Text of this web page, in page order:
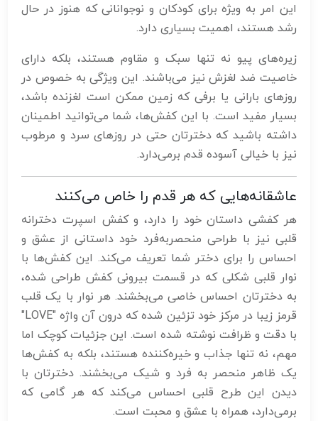
این امر به ویژه برای کودکان و نوجوانانی که هنوز در حال
رشد هستند، اهمیت بسیاری دارد.
زیره‌های پیو نه تنها سبک و مقاوم هستند، بلکه دارای
خاصیت ضد لغزش نیز می‌باشند. این ویژگی به خصوص در
روزهای بارانی یا برفی که زمین ممکن است لغزنده باشد،
بسیار مفید است. با این کفش‌ها، شما می‌توانید اطمینان
داشته باشید که دخترتان حتی در روزهای سرد و مرطوب
نیز با خیالی آسوده قدم برمی‌دارد.
عاشقانه‌هایی که هر قدم را خاص می‌کنند
هر کفشی داستان خود را دارد، و کفش اسپرت دخترانه
قلبی نیز با طراحی منحصربه‌فرد خود داستانی از عشق و
احساس را برای دختر شما تعریف می‌کند. این کفش‌ها با
نوار قلبی شکلی که در قسمت بیرونی کفش طراحی شده،
به دخترتان احساس خاصی می‌بخشند. هر نوار با یک قلب
قرمز زیبا در مرکز خود تزئین شده که درون آن واژه "LOVE"
با دقت و ظرافت نوشته شده است. این جزئیات کوچک اما
مهم، نه تنها جذاب و خیره‌کننده هستند، بلکه به کفش‌ها
یک ظاهر منحصر به فرد و شیک می‌بخشند. دخترتان با
دیدن این طرح قلبی احساس می‌کند که هر گامی که
برمی‌دارد، همراه با عشق و محبت است.